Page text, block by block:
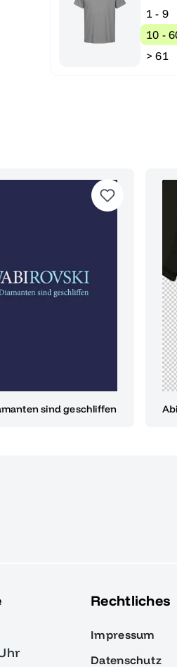
1 - 9
10 -
> 61
sind geschliffen
Rechtliches
Impressum
Datenschutz